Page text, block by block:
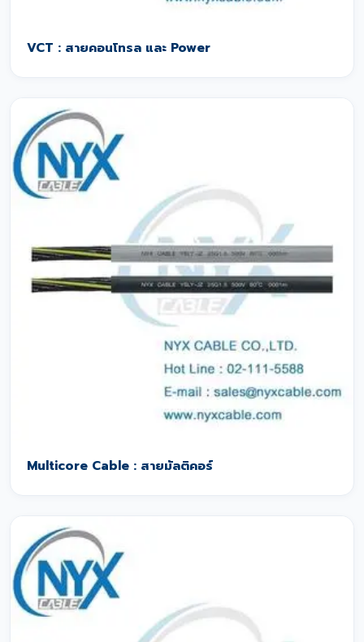
VCT : สายคอนโทรล และ Power
Multicore Cable : สายมัลติคอร์